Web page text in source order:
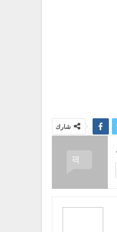
شارك